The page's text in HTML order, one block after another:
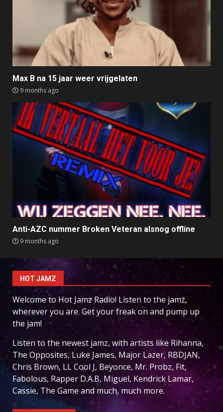
Max B na 15 jaar weer vrijgelaten
9 months ago
Anti-AZC nummer Broken Veteran alsnog offline
9 months ago
HOT JAMZ
Welcome to Hot Jamz Radio! Listen to the jamz,
wherever you are. Get your freak on and pump up
the jam!
Listen to the newest jamz, with artists like Rihanna,
The Opposites, Luke James, Major Lazer, RBDJAN,
Chris Brown, LL Cool J, Beyonce, Mr. Probz, Fit,
Fabolous, Rapper D.A.B, Miguel, Kendrick Lamar,
Cassie, The Game and much, much more.